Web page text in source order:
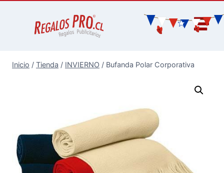
Inicio / Tienda / INVIERNO / Bufanda Polar Corporativa